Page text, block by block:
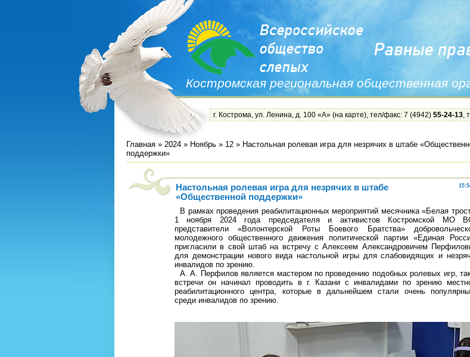
Костромская региональная общественная
г. Кострома, ул. Ленина, д. 100 «А» (на карте), тел/факс: 7 (4942) 55-24-13,
Главная » 2024 » Ноябрь » 12 » Настольная ролевая игра для незрячих в штабе
поддержки»
Настольная ролевая игра для незрячих в штабе
«Общественной поддержки»
В рамках проведения реабилитационных мероприятий месячника «Белая
1 ноября 2024 года председателя и активистов Костромской МО
представители «Волонтерской Роты Боевого Братства»
молодежного общественного движения политической партии «Единая
пригласили в свой штаб на встречу с Алексеем Александровичем
для демонстрации нового вида настольной игры для слабовидящих и
инвалидов по зрению.
А. А. Перфилов является мастером по проведению подобных ролевых игр,
встречи он начинал проводить в г. Казани с инвалидами по зрению
реабилитационного центра, которые в дальнейшем стали очень
среди инвалидов по зрению.